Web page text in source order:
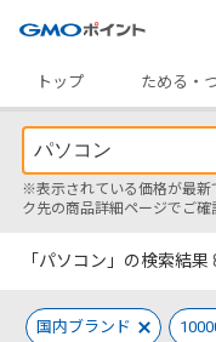
トップ
ためる・
※表示されている価格が最新
ク先の商品詳細ページでご確
「パソコン」の検索結果
国内ブランド